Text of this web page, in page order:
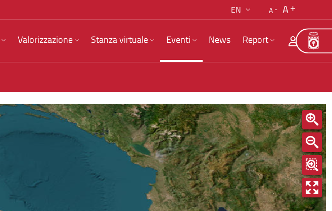
EN A A
Valorizzazione Stanza virtuale Eventi News Report